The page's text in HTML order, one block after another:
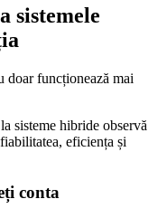
sistemele
doar funcționează mai
sisteme hibride observă
eficiența și
conta